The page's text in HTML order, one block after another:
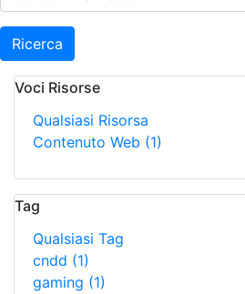
Ricerca
Voci Risorse
Qualsiasi Risorsa
Contenuto Web (1)
Tag
Qualsiasi Tag
cndd (1)
gaming (1)